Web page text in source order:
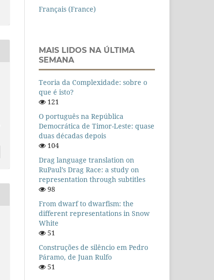
Français (France)
MAIS LIDOS NA ÚLTIMA
SEMANA
Teoria da Complexidade: sobre o
que é isto?
121
O português na República
Democrática de Timor-Leste: quase
duas décadas depois
104
Drag language translation on
RuPaul’s Drag Race: a study on
representation through subtitles
98
From dwarf to dwarfism: the
different representations in Snow
White
51
Construções de silêncio em Pedro
Páramo, de Juan Rulfo
51